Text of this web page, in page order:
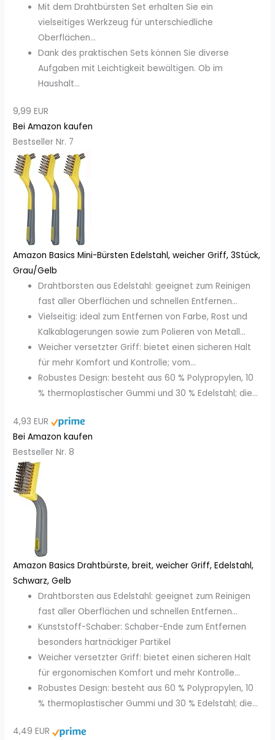
Mit dem Drahtbürsten Set erhalten Sie ein
vielseitiges Werkzeug für unterschiedliche
Oberflächen...
Dank des praktischen Sets können Sie diverse
Aufgaben mit Leichtigkeit bewältigen. Ob im
Haushalt...
9,99 EUR
Bei Amazon kaufen
Bestseller Nr. 7
Amazon Basics Mini-Bürsten Edelstahl, weicher Griff, 3Stück,
Grau/Gelb
Drahtborsten aus Edelstahl: geeignet zum Reinigen
fast aller Oberflächen und schnellen Entfernen...
Vielseitig: ideal zum Entfernen von Farbe, Rost und
Kalkablagerungen sowie zum Polieren von Metall...
Weicher versetzter Griff: bietet einen sicheren Halt
für mehr Komfort und Kontrolle; vom...
Robustes Design: besteht aus 60 % Polypropylen, 10
% thermoplastischer Gummi und 30 % Edelstahl; die...
4,93 EUR
Bei Amazon kaufen
Bestseller Nr. 8
Amazon Basics Drahtbürste, breit, weicher Griff, Edelstahl,
Schwarz, Gelb
Drahtborsten aus Edelstahl: geeignet zum Reinigen
fast aller Oberflächen und schnellen Entfernen...
Kunststoff-Schaber: Schaber-Ende zum Entfernen
besonders hartnäckiger Partikel
Weicher versetzter Griff: bietet einen sicheren Halt
für ergonomischen Komfort und mehr Kontrolle...
Robustes Design: besteht aus 60 % Polypropylen, 10
% thermoplastischer Gummi und 30 % Edelstahl; die...
4,49 EUR